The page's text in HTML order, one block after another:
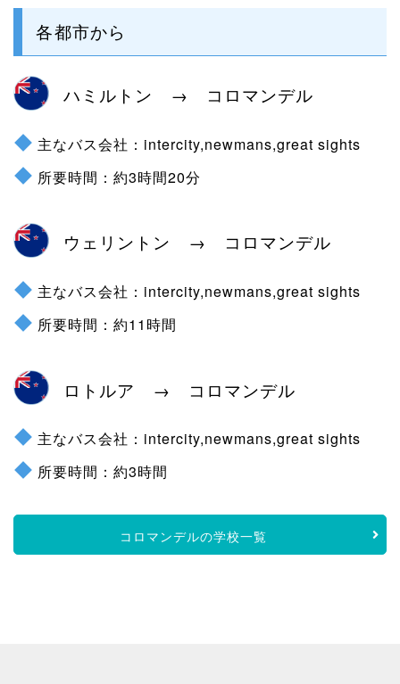
各都市から
ハミルトン → コロマンデル
主なバス会社：intercity,newmans,great sights
所要時間：約3時間20分
ウェリントン → コロマンデル
主なバス会社：intercity,newmans,great sights
所要時間：約11時間
ロトルア → コロマンデル
主なバス会社：intercity,newmans,great sights
所要時間：約3時間
コロマンデルの学校一覧